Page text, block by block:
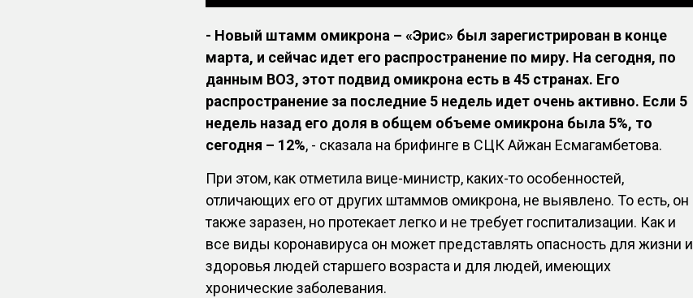
- Новый штамм омикрона – «Эрис» был зарегистрирован в конце
марта, и сейчас идет его распространение по миру. На сегодня, по
данным ВОЗ, этот подвид омикрона есть в 45 странах. Его
распространение за последние 5 недель идет очень активно. Если 5
недель назад его доля в общем объеме омикрона была 5%, то
сегодня – 12%, - сказала на брифинге в СЦК Айжан Есмагамбетова.
При этом, как отметила вице-министр, каких-то особенностей,
отличающих его от других штаммов омикрона, не выявлено. То есть, он
также заразен, но протекает легко и не требует госпитализации. Как и
все виды коронавируса он может представлять опасность для жизни и
здоровья людей старшего возраста и для людей, имеющих
хронические заболевания.